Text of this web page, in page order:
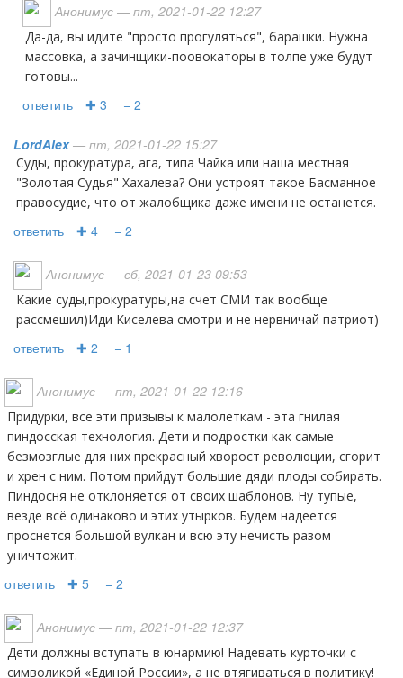
Анонимус — пт, 2021-01-22 12:27
Да-да, вы идите "просто прогуляться", барашки. Нужна
массовка, а зачинщики-поовокаторы в толпе уже будут
готовы...
ответить ✚ 3 − 2
LordAlex— пт, 2021-01-22 15:27
Суды, прокуратура, ага, типа Чайка или наша местная
"Золотая Судья" Хахалева? Они устроят такое Басманное
правосудие, что от жалобщика даже имени не останется.
ответить ✚ 4 − 2
Анонимус — сб, 2021-01-23 09:53
Какие суды,прокуратуры,на счет СМИ так вообще
рассмешил)Иди Киселева смотри и не нервничай патриот)
ответить ✚ 2 − 1
Анонимус — пт, 2021-01-22 12:16
Придурки, все эти призывы к малолеткам - эта гнилая
пиндосская технология. Дети и подростки как самые
безмозглые для них прекрасный хворост революции, сгорит
и хрен с ним. Потом прийдут большие дяди плоды собирать.
Пиндосня не отклоняется от своих шаблонов. Ну тупые,
везде всё одинаково и этих утырков. Будем надеется
проснется большой вулкан и всю эту нечисть разом
уничтожит.
ответить ✚ 5 − 2
Анонимус — пт, 2021-01-22 12:37
Дети должны вступать в юнармию! Надевать курточки с
символикой «Единой России», а не втягиваться в политику!